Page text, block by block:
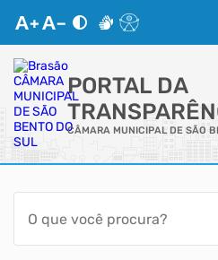
PORTAL DA
CÂMARA MUNICIPAL DE SÃO
ACESSO RÁPIDO
Acessibilidade